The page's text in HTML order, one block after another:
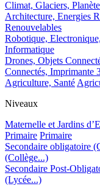
Climat, Glaciers, Planète
Architecture, Energies
Renouvelables
Robotique,
Informatique
Drones, Objets
Connectés, Imprimante
Agriculture, Santé
Niveaux
Maternelle et Jardins
Primaire Primaire
Secondaire obligatoire
(Collège...)
Secondaire Post-
(Lycée...)